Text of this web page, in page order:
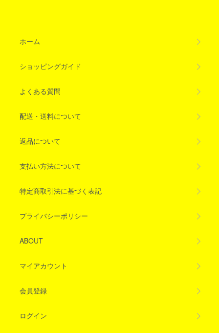
ホーム
ショッピングガイド
よくある質問
配送・送料について
返品について
支払い方法について
特定商取引法に基づく表記
プライバシーポリシー
ABOUT
マイアカウント
会員登録
ログイン